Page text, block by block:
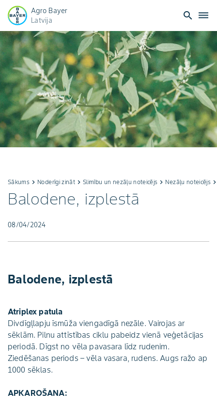
Agro Bayer
Latvija
search dehaze
Sākums keyboard_arrow_right Noderīgi zināt keyboard_arrow_rightSlimību un nezāļu noteicējs keyboard_arrow_right Nezāļu noteicējs
Balodene, izplestā
08/04/2024
Balodene, izplestā
Atriplex patula
Divdīgļlapju īsmūža viengadīgā nezāle. Vairojas ar
sēklām. Pilnu attīstības ciklu pabeidz vienā veģetācijas
periodā. Dīgst no vēla pavasara līdz rudenim.
Ziedēšanas periods – vēla vasara, rudens. Augs ražo ap
1000 sēklas.
APKAROŠANA: